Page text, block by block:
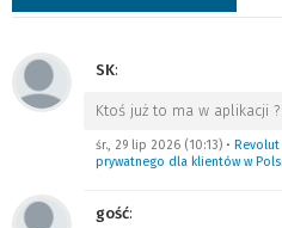
SK:
Ktoś już to ma w aplikacji ?
śr., 29 lip 2026 (10:13) • Revolut
prywatnego dla klientów w
gość: